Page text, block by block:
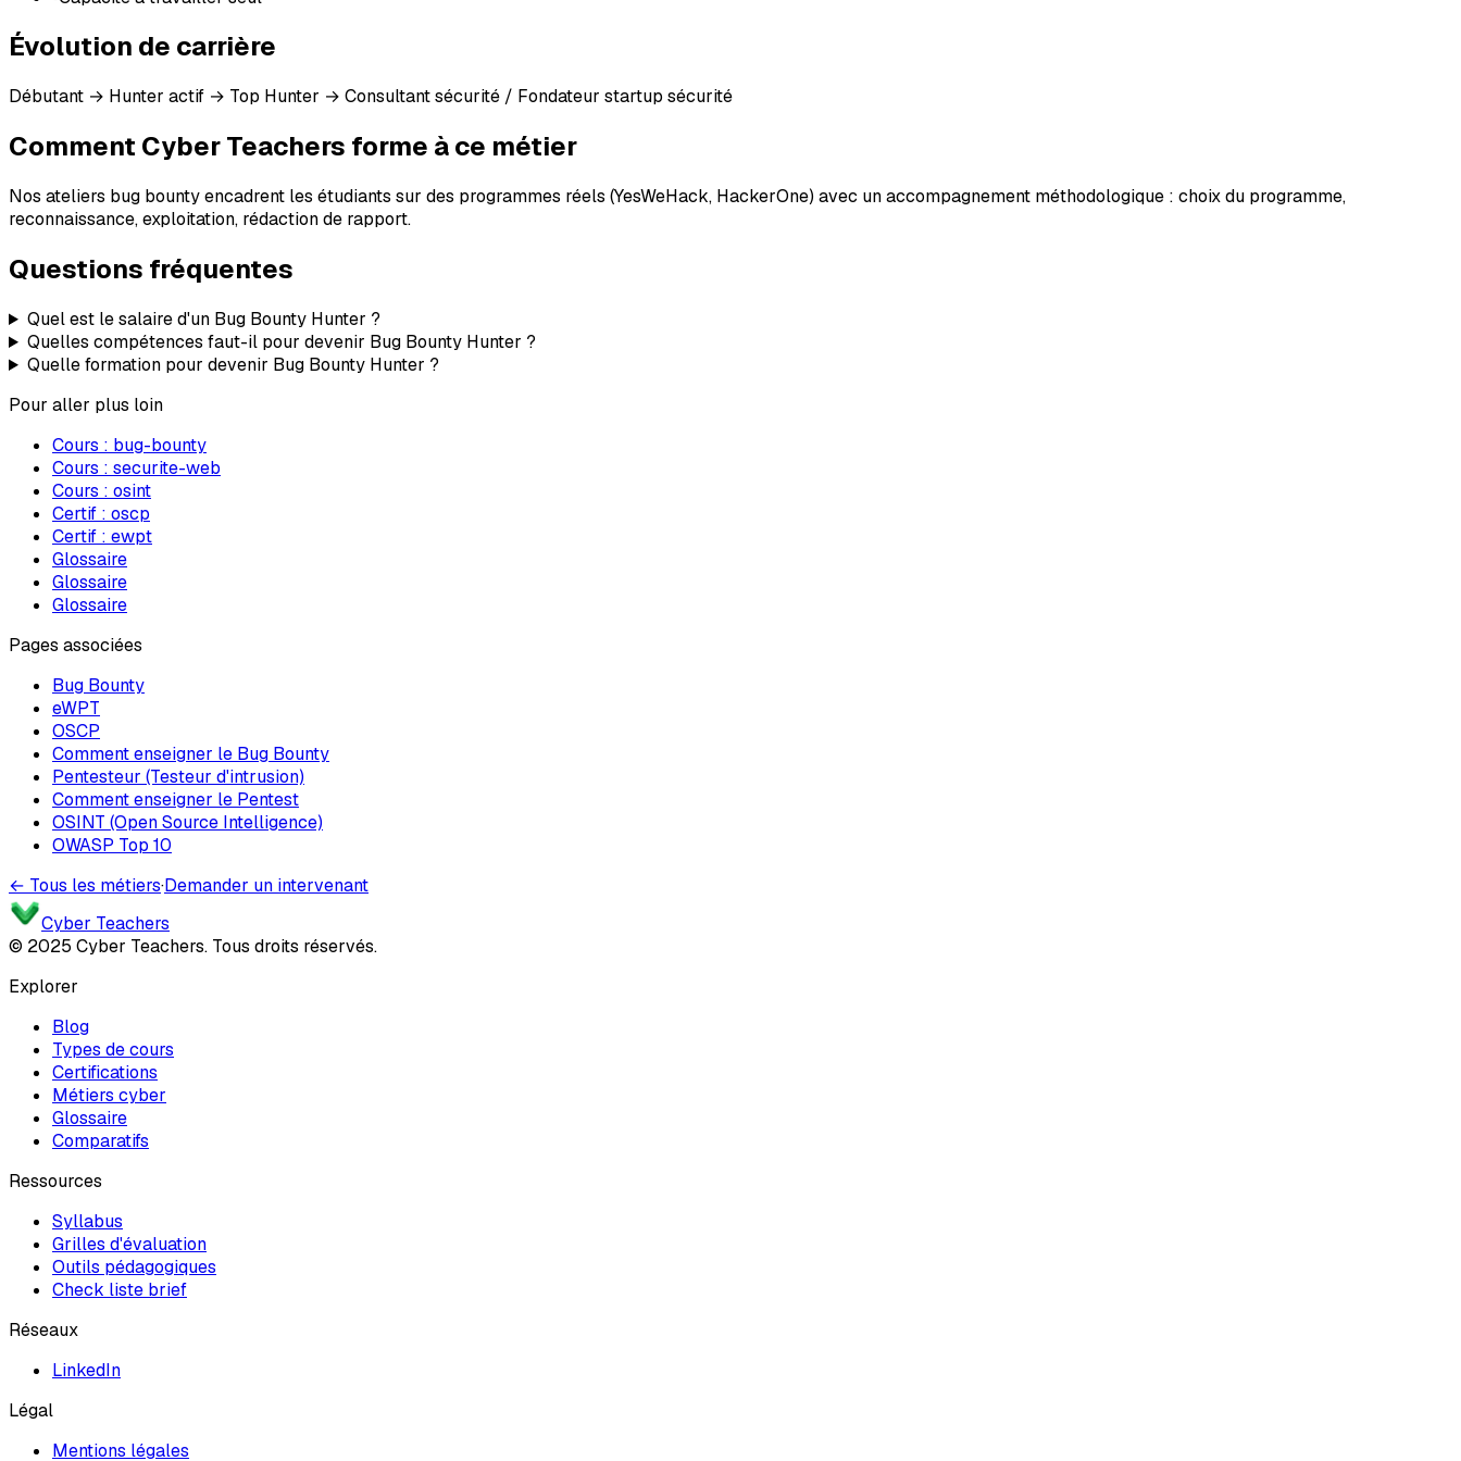
Évolution de carrière
Débutant → Hunter actif → Top Hunter → Consultant sécurité / Fondateur startup sécurité
Comment Cyber Teachers forme à ce métier
Nos ateliers bug bounty encadrent les étudiants sur des programmes réels (YesWeHack, HackerOne) avec un accompagnement méthodologique : choix du programme,
reconnaissance, exploitation, rédaction de rapport.
Questions fréquentes
Quel est le salaire d'un Bug Bounty Hunter ?
Quelles compétences faut-il pour devenir Bug Bounty Hunter ?
Quelle formation pour devenir Bug Bounty Hunter ?
Pour aller plus loin
Cours : bug-bounty
Cours : securite-web
Cours : osint
Certif : oscp
Certif : ewpt
Glossaire
Glossaire
Glossaire
Pages associées
Bug Bounty
eWPT
OSCP
Comment enseigner le Bug Bounty
Pentesteur (Testeur d'intrusion)
Comment enseigner le Pentest
OSINT (Open Source Intelligence)
OWASP Top 10
← Tous les métiers·Demander un intervenant
Cyber Teachers
© 2025 Cyber Teachers. Tous droits réservés.
Explorer
Blog
Types de cours
Certifications
Métiers cyber
Glossaire
Comparatifs
Ressources
Syllabus
Grilles d'évaluation
Outils pédagogiques
Check liste brief
Réseaux
LinkedIn
Légal
Mentions légales